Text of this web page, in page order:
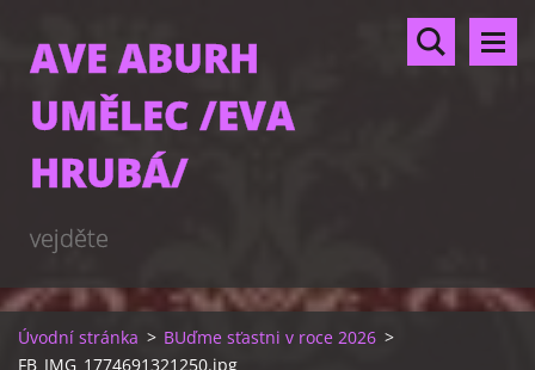
AVE ABURH
UMĚLEC /EVA
HRUBÁ/
vejděte
Úvodní stránka > BUďme sťastni v roce 2026 >
FB_IMG_1774691321250.jpg